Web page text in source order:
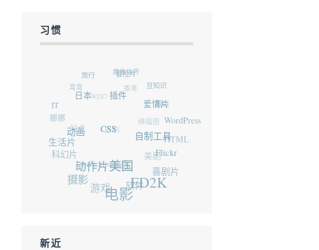
习惯
电影
ED2K
美国
动作片
摄影
游戏 软件
喜剧片
Flickr
自制工具
CSS
动画
生活片
科幻片
JavaScript小说
美剧
HTML
WordPress
爱情片
插件
日本
IT
娜娜
站点
日剧
横幅图
搬运
豆知识
冒险片
旅行
弯弯
WIN7
香港
魔兽世界
新近